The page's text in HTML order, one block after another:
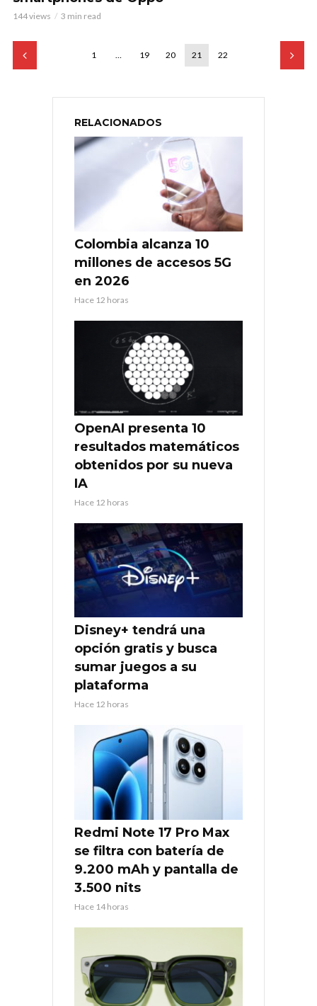
144 views 3 min read
1 … 19 20 21 22
RELACIONADOS
Colombia alcanza 10
millones de accesos 5G
en 2026
Hace 12 horas
OpenAI presenta 10
resultados matemáticos
obtenidos por su nueva
IA
Hace 12 horas
Disney+ tendrá una
opción gratis y busca
sumar juegos a su
plataforma
Hace 12 horas
Redmi Note 17 Pro Max
se filtra con batería de
9.200 mAh y pantalla de
3.500 nits
Hace 14 horas